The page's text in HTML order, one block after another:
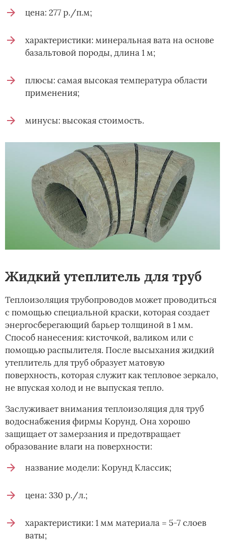
цена: 277 р./п.м;
характеристики: минеральная вата на основе
базальтовой породы, длина 1 м;
плюсы: самая высокая температура области
применения;
минусы: высокая стоимость.
Жидкий утеплитель для труб
Теплоизоляция трубопроводов может проводиться
с помощью специальной краски, которая создает
энергосберегающий барьер толщиной в 1 мм.
Способ нанесения: кисточкой, валиком или с
помощью распылителя. После высыхания жидкий
утеплитель для труб образует матовую
поверхность, которая служит как тепловое зеркало,
не впуская холод и не выпуская тепло.
Заслуживает внимания теплоизоляция для труб
водоснабжения фирмы Корунд. Она хорошо
защищает от замерзания и предотвращает
образование влаги на поверхности:
название модели: Корунд Классик;
цена: 330 р./л.;
характеристики: 1 мм материала = 5-7 слоев
ваты;